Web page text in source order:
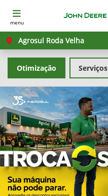
menu
Agrosul Roda Velha
Serviços
Otimização